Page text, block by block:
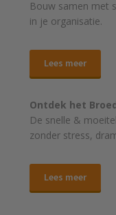
Bouw samen met
in je organisatie.
Lees meer
Ontdek het
De snelle &
zonder stress,
Lees meer